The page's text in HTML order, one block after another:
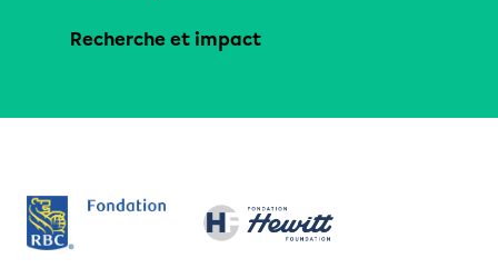
Recherche et impact